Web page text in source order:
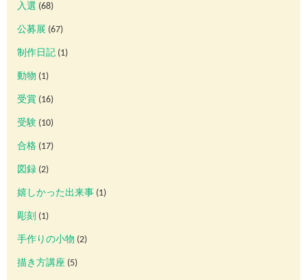
入選 (68)
公募展 (67)
制作日記 (1)
動物 (1)
受賞 (16)
受験 (10)
合格 (17)
図録 (2)
嬉しかった出来事 (1)
彫刻 (1)
手作りの小物 (2)
描き方講座 (5)